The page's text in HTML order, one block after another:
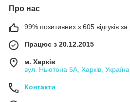
Про нас
99% позитивних з 605 відгуків за
Працює з 20.12.2015
м. Харків
вул. Ньютона 5А, Харків, Україна
Контакти